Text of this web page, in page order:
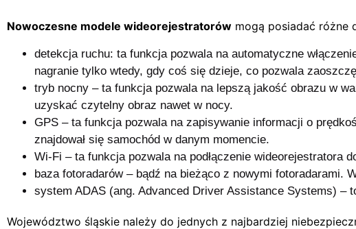
Nowoczesne modele wideorejestratorów mogą posiadać różne
detekcja ruchu: ta funkcja pozwala na automatyczne
nagranie tylko wtedy, gdy coś się dzieje, co pozwala
tryb nocny –ta funkcja pozwala na lepszą jakość obrazu w
uzyskać czytelny obraz nawet w nocy.
GPS –ta funkcja pozwala na zapisywanie informacji o
znajdował się samochód w danym momencie.
Wi-Fi –ta funkcja pozwala na podłączenie wideorejestratora
baza fotoradarów – bądź na bieżąco z nowymi fotoradarami.
system ADAS (ang. Advanced Driver Assistance Systems) –
Województwo śląskie należy do jednych z najbardziej